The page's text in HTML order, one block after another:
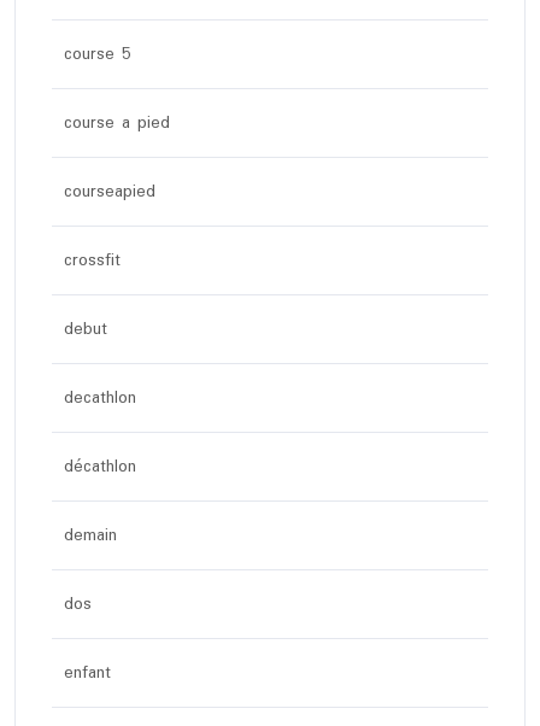
course 5
course a pied
courseapied
crossfit
debut
decathlon
décathlon
demain
dos
enfant